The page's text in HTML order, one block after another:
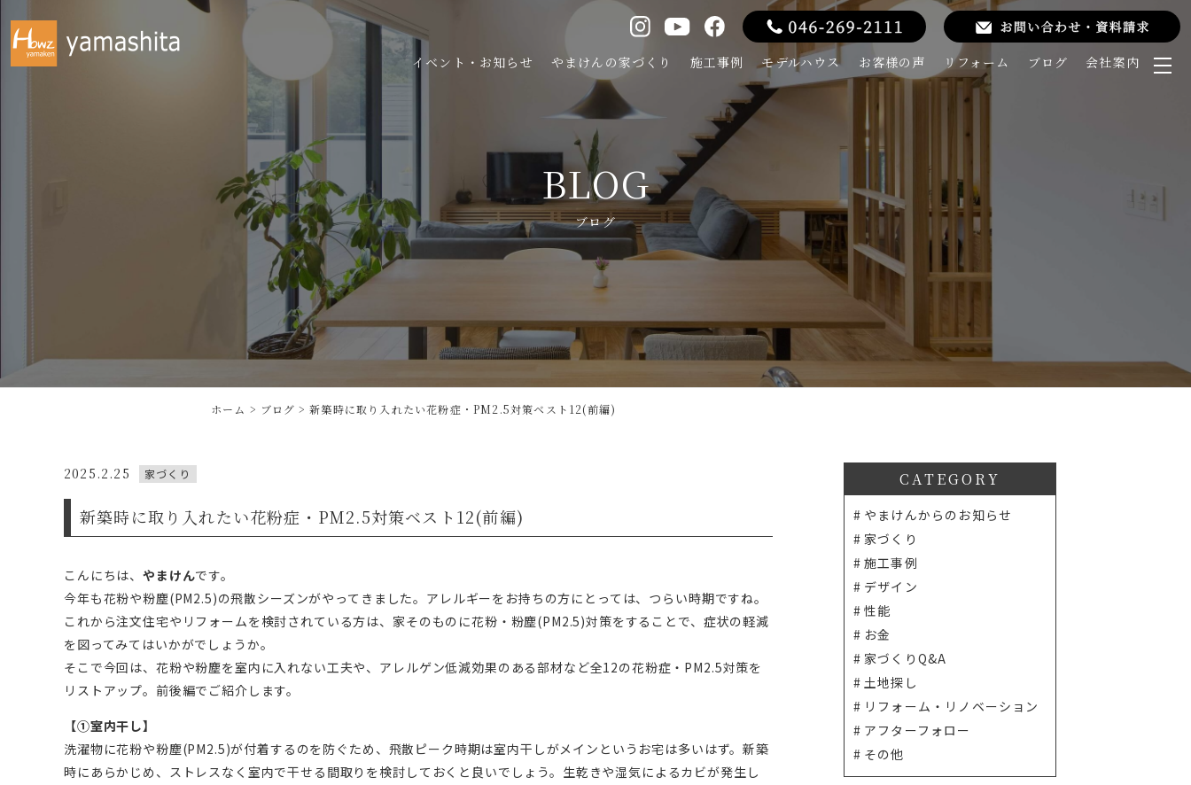
イベント・お知らせ やまけんの家づくり 施工事例 モデルハウス お客様の声 リフォーム ブログ 会社案内
メ
開
く
BLOG
ブログ
ホーム ブログ 新築時に取り入れたい花粉症・PM2.5対策ベスト12(前編)
2025.2.25 家づくり
新築時に取り入れたい花粉症・PM2.5対策ベスト12(前編)
こんにちは、やまけんです。
今年も花粉や粉塵(PM2.5)の飛散シーズンがやってきました。アレルギーをお持ちの方にとっては、つらい時期ですね。
これから注文住宅やリフォームを検討されている方は、家そのものに花粉・粉塵(PM2.5)対策をすることで、症状の軽減
を図ってみてはいかがでしょうか。
そこで今回は、花粉や粉塵を室内に入れない工夫や、アレルゲン低減効果のある部材など全12の花粉症・PM2.5対策を
リストアップ。前後編でご紹介します。
【①室内干し】
洗濯物に花粉や粉塵(PM2.5)が付着するのを防ぐため、飛散ピーク時期は室内干しがメインというお宅は多いはず。新築
時にあらかじめ、ストレスなく室内で干せる間取りを検討しておくと良いでしょう。生乾きや湿気によるカビが発生し
CATEGORY
やまけんからのお知らせ
家づくり
施工事例
デザイン
性能
お金
家づくりQ&A
土地探し
リフォーム・リノベーション
アフターフォロー
その他